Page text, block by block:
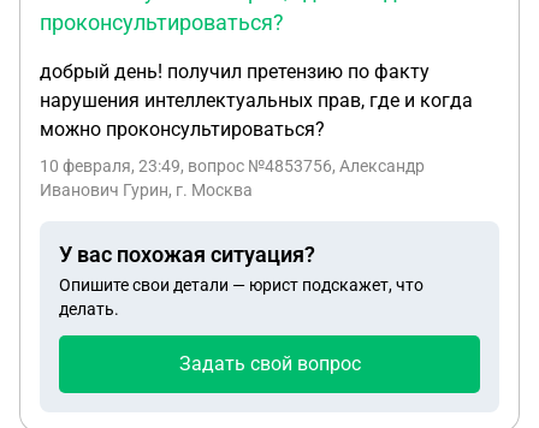
проконсультироваться?
добрый день! получил претензию по факту
нарушения интеллектуальных прав, где и когда
можно проконсультироваться?
10 февраля, 23:49, вопрос №4853756, Александр
Иванович Гурин, г. Москва
У вас похожая ситуация?
Опишите свои детали — юрист подскажет, что
делать.
Задать свой вопрос